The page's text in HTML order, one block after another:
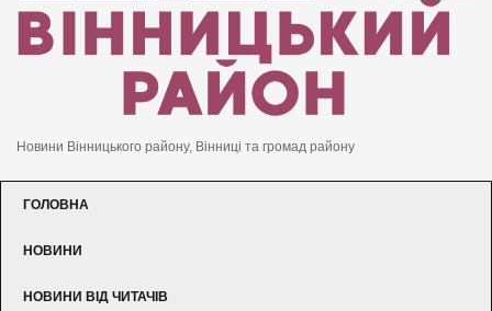
Новини Вінницького району, Вінниці та громад району
ГОЛОВНА
НОВИНИ
НОВИНИ ВІД ЧИТАЧІВ